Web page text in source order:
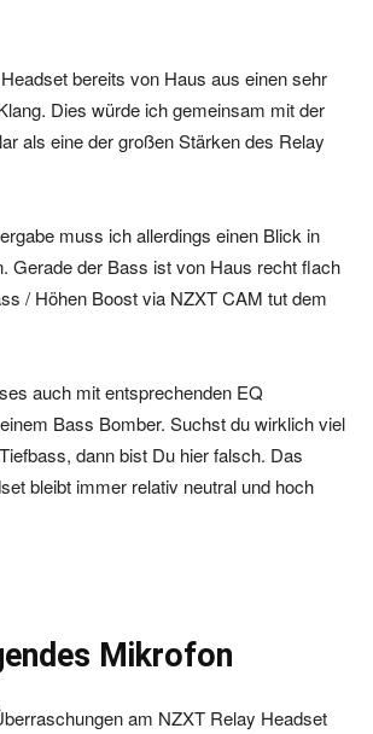
bereits von Haus aus einen sehr
Dies würde ich gemeinsam mit der
als eine der großen Stärken des Relay
muss ich allerdings einen Blick in
Gerade der Bass ist von Haus recht flach
/ Höhen Boost via NZXT CAM tut dem
auch mit entsprechenden EQ
Bass Bomber. Suchst du wirklich viel
dann bist Du hier falsch. Das
bleibt immer relativ neutral und hoch
Mikrofon
am NZXT Relay Headset